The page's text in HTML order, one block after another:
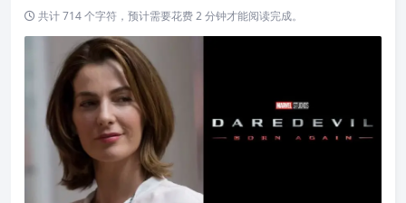
共计 714 个字符，预计需要花费 2 分钟才能阅读完成。